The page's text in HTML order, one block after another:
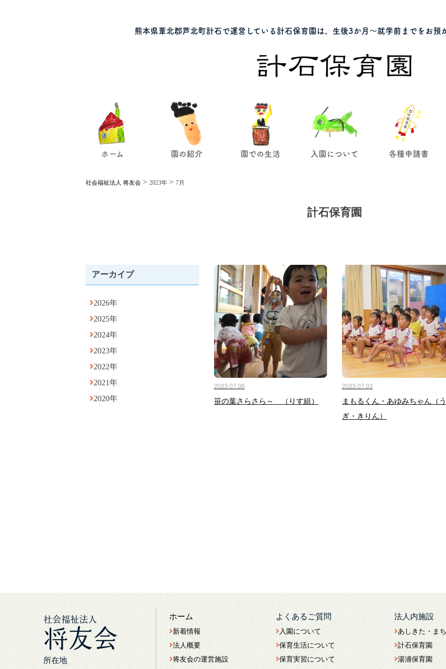
熊本県葦北郡芦北町計石で運営している計石保育園は、生後3か月～就学前までをお預
ホーム 園の紹介 園での生活 入園について 各種申請書
社会福祉法人 将友会 > 2023年 > 7月
計石保育園
アーカイブ
2026年
2025年
2024年
2023年
2022年
2021年
2020年
2023.07.06
笹の葉さらさら～ （りす組）
2023.07.03
まもるくん・あゆみちゃん（
ぎ・きりん）
社会福祉法人
将友会
所在地
ホーム
新着情報
法人概要
将友会の運営施設
よくあるご質問
入園について
保育生活について
保育実習について
法人内施設
あしきた・ま
計石保育園
湯浦保育園